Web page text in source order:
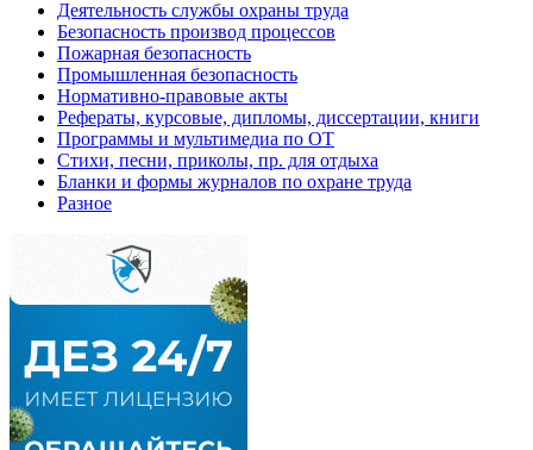
Деятельность службы охраны труда
Безопасность производ процессов
Пожарная безопасность
Промышленная безопасность
Нормативно-правовые акты
Рефераты, курсовые, дипломы, диссертации, книги
Программы и мультимедиа по ОТ
Стихи, песни, приколы, пр. для отдыха
Бланки и формы журналов по охране труда
Разное